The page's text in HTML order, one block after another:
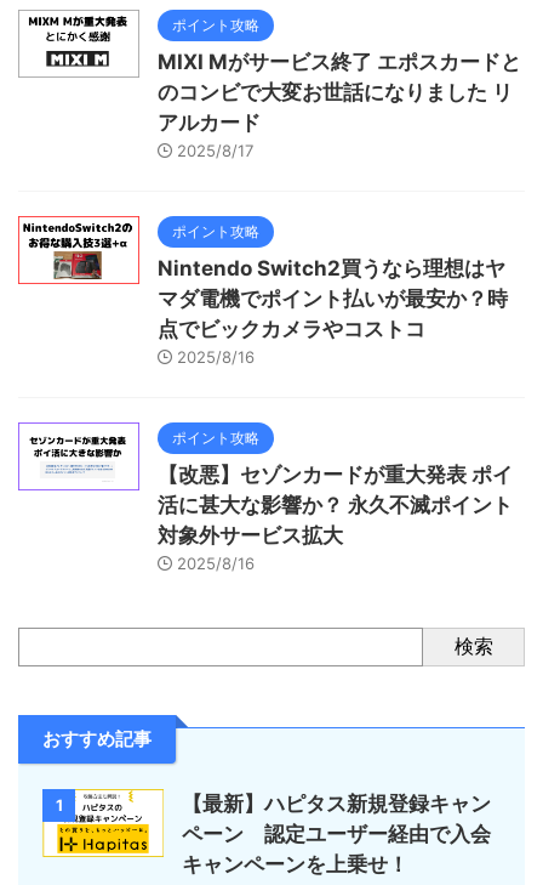
ポイント攻略
MIXI Mがサービス終了 エポスカードと
のコンビで大変お世話になりました リ
アルカード
2025/8/17
ポイント攻略
Nintendo Switch2買うなら理想はヤ
マダ電機でポイント払いが最安か？時
点でビックカメラやコストコ
2025/8/16
ポイント攻略
【改悪】セゾンカードが重大発表 ポイ
活に甚大な影響か？ 永久不滅ポイント
対象外サービス拡大
2025/8/16
検索
おすすめ記事
1
【最新】ハピタス新規登録キャン
ペーン 認定ユーザー経由で入会
キャンペーンを上乗せ！